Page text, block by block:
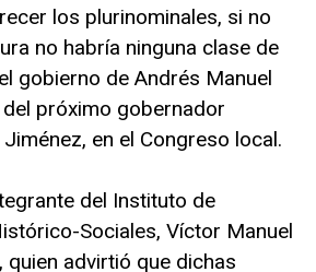
los plurinominales, si no
no habría ninguna clase de
gobierno de Andrés Manuel
próximo gobernador
en el Congreso local.
del Instituto de
Sociales, Víctor Manuel
quien advirtió que dichas